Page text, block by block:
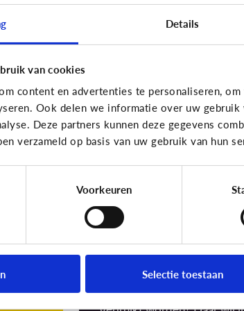
Details
van cookies
content en advertenties te personaliseren,
Ook delen we informatie over uw
Deze partners kunnen deze gegevens
verzameld op basis van uw gebruik van hun
Voorkeuren
Selectie toestaan
School
Mag een school
klasfoto's online
Terecht stel je de vraag of
wel mag. Want foto’s
het internet soms een eigen
leven gaan leiden. Wie
foto in zijn of haar bezit? En
waarvoor kan de foto